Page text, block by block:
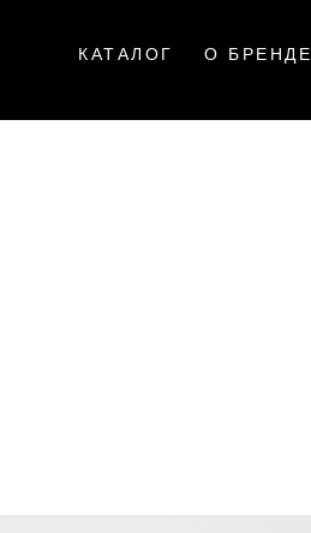
КАТАЛОГ О БРЕНДЕ